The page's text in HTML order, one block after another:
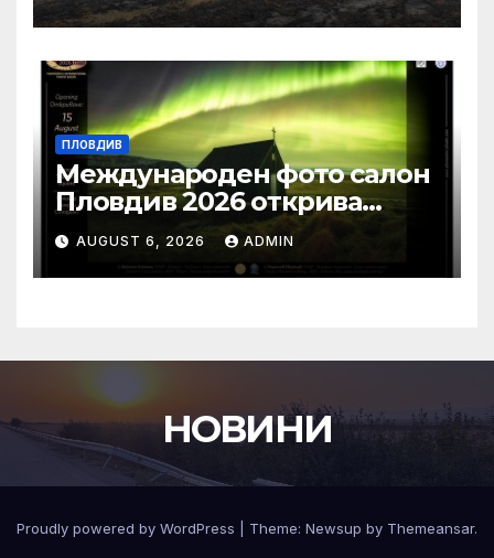
ПЛОВДИВ
Международен фото салон
Пловдив 2026 открива
изложба с най-добрите
фотографии от
тазгодишното издание
AUGUST 6, 2026 ADMIN
НОВИНИ
Proudly powered by WordPress Theme: Newsup by Themeansar.